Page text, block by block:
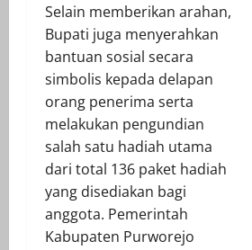
Selain memberikan arahan,
Bupati juga menyerahkan
bantuan sosial secara
simbolis kepada delapan
orang penerima serta
melakukan pengundian
salah satu hadiah utama
dari total 136 paket hadiah
yang disediakan bagi
anggota. Pemerintah
Kabupaten Purworejo